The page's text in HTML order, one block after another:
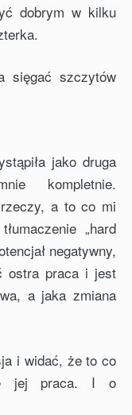
dobrym w kilku
sięgać szczytów
jako druga
kompletnie.
rzeczy, a to co mi
„hard
negatywny,
ostra praca i jest
a jaka zmiana
i widać, że to co
jej praca. I o